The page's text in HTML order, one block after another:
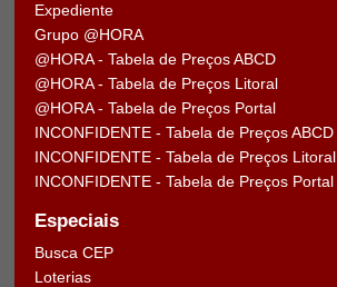
Expediente
Grupo @HORA
@HORA - Tabela de Preços ABCD
@HORA - Tabela de Preços Litoral
@HORA - Tabela de Preços Portal
INCONFIDENTE - Tabela de Preços ABCD
INCONFIDENTE - Tabela de Preços Litoral
INCONFIDENTE - Tabela de Preços Portal
Especiais
Busca CEP
Loterias